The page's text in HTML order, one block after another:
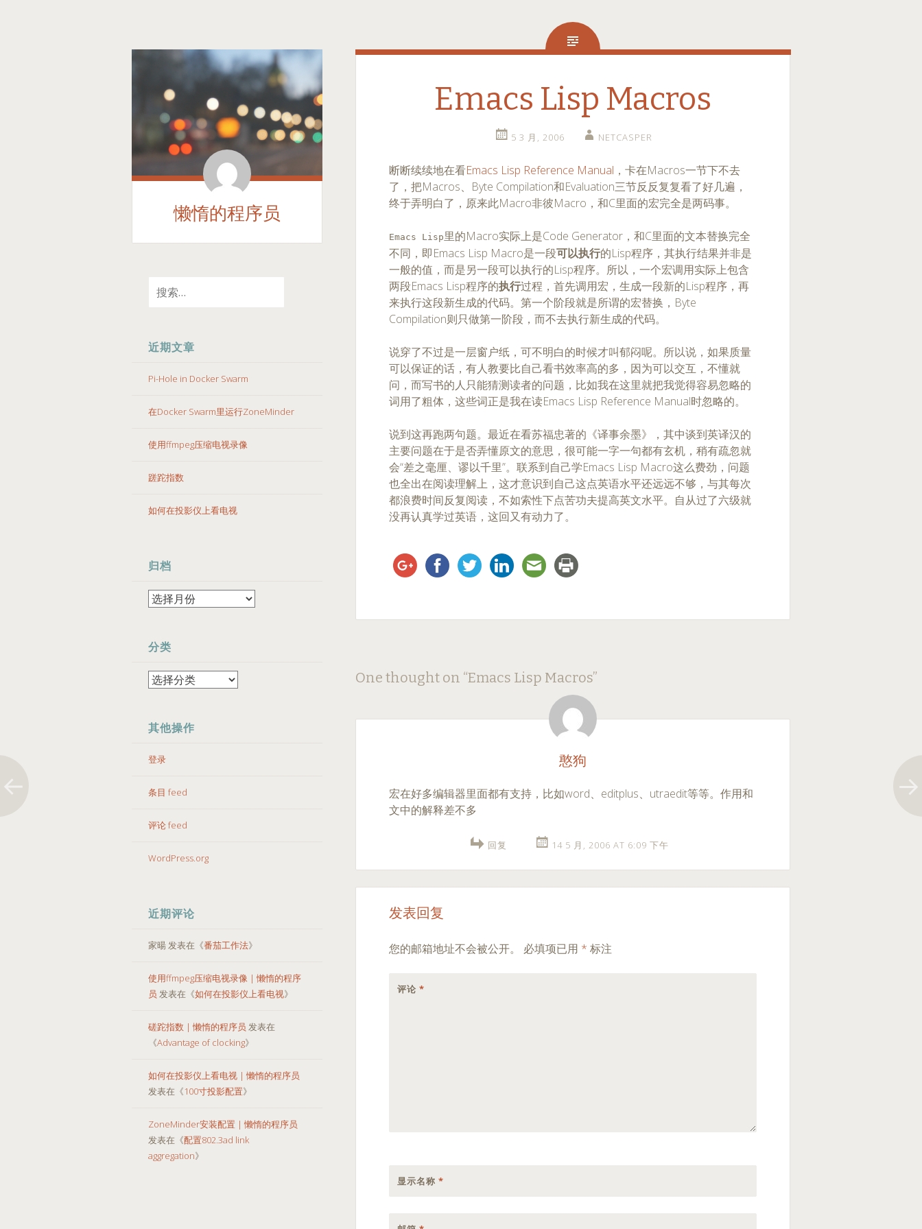
懒惰的程序员
TO
近期文章
Pi-Hole in Docker Swarm
在Docker Swarm里运行ZoneMinder
使用ffmpeg压缩电视录像
蹉跎指数
如何在投影仪上看电视
归档
分类
其他操作
登录
条目 feed
评论 feed
WordPress.org
近期评论
家暘发表在《番茄工作法》
使用ffmpeg压缩电视录像 | 懒惰的程序
员 发表在《如何在投影仪上看电视》
磋跎指数 | 懒惰的程序员 发表在
《Advantage of clocking》
如何在投影仪上看电视 | 懒惰的程序员
发表在《100寸投影配置》
ZoneMinder安装配置 | 懒惰的程序员
发表在《配置802.3ad link
aggregation》
Emacs Lisp Macros
5 3 月, 2006 NETCASPER
断断续续地在看Emacs Lisp Reference Manual ，卡在Macros一节下不去
了，把Macros、Byte Compilation和Evaluation三节反反复复看了好几遍，
终于弄明白了，原来此Macro非彼Macro，和C里面的宏完全是两码事。
Emacs Lisp里的Macro实际上是Code Generator，和C里面的文本替换完全
不同，即Emacs Lisp Macro是一段可以执行的Lisp程序，其执行结果并非是
一般的值，而是另一段可以执行的Lisp程序。所以，一个宏调用实际上包含
两段Emacs Lisp程序的执行过程，首先调用宏，生成一段新的Lisp程序，再
来执行这段新生成的代码。第一个阶段就是所谓的宏替换，Byte
Compilation则只做第一阶段，而不去执行新生成的代码。
说穿了不过是一层窗户纸，可不明白的时候才叫郁闷呢。所以说，如果质量
可以保证的话，有人教要比自己看书效率高的多，因为可以交互，不懂就
问，而写书的人只能猜测读者的问题，比如我在这里就把我觉得容易忽略的
词用了粗体，这些词正是我在读Emacs Lisp Reference Manual时忽略的。
说到这再跑两句题。最近在看苏福忠著的《译事余墨》，其中谈到英译汉的
主要问题在于是否弄懂原文的意思，很可能一字一句都有玄机，稍有疏忽就
会“差之毫厘、谬以千里”。联系到自己学Emacs Lisp Macro这么费劲，问题
也全出在阅读理解上，这才意识到自己这点英语水平还远远不够，与其每次
都浪费时间反复阅读，不如索性下点苦功夫提高英文水平。自从过了六级就
没再认真学过英语，这回又有动力了。
Post
navigation
←
→
One thought on “Emacs Lisp Macros”
憨狗
宏在好多编辑器里面都有支持，比如word、editplus、utraedit等等。作用和
文中的解释差不多
回复 14 5 月, 2006 AT 6:09 下午
发表回复
您的邮箱地址不会被公开。 必填项已用 * 标注
评论*
显示名称*